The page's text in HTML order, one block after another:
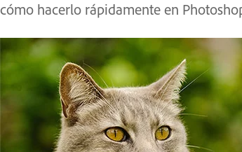
cómo hacerlo rápidamente en